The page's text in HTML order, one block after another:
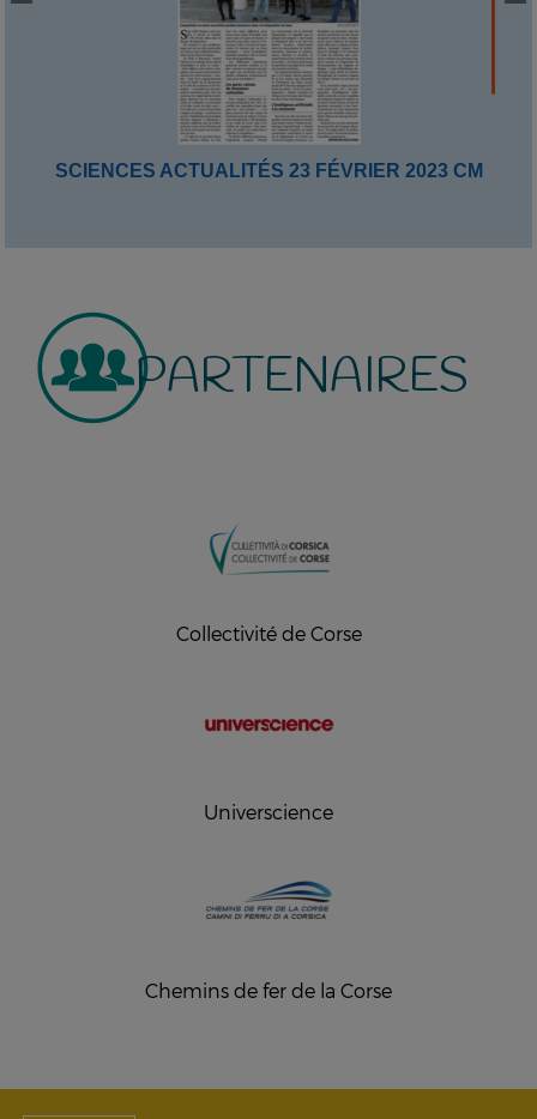
SCIENCES ACTUALITÉS 23 FÉVRIER 2023 CM
PARTENAIRES
Collectivité de Corse
Universcience
Chemins de fer de la Corse